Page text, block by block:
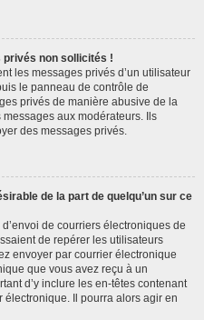
non sollicités !
les messages privés d’un utilisateur
le panneau de contrôle de
privés de manière abusive de la
messages aux modérateurs. Ils
des messages privés.
de la part de quelqu’un sur ce
de courriers électroniques de
de repérer les utilisateurs
envoyer par courrier électronique
que vous avez reçu à un
d’y inclure les en-têtes contenant
électronique. Il pourra alors agir en